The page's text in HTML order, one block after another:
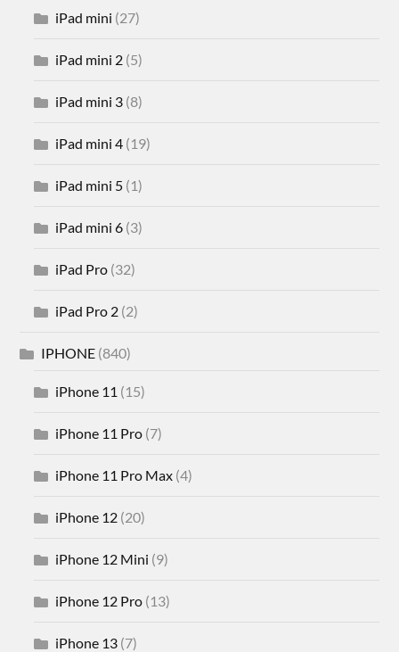
iPad mini (27)
iPad mini 2 (5)
iPad mini 3 (8)
iPad mini 4 (19)
iPad mini 5 (1)
iPad mini 6 (3)
iPad Pro (32)
iPad Pro 2 (2)
IPHONE (840)
iPhone 11 (15)
iPhone 11 Pro (7)
iPhone 11 Pro Max (4)
iPhone 12 (20)
iPhone 12 Mini (9)
iPhone 12 Pro (13)
iPhone 13 (7)